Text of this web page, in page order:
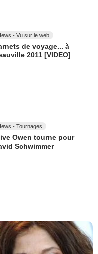
- Vu sur le web
de voyage... à
2011 [VIDEO]
- Tournages
Owen tourne pour
Schwimmer